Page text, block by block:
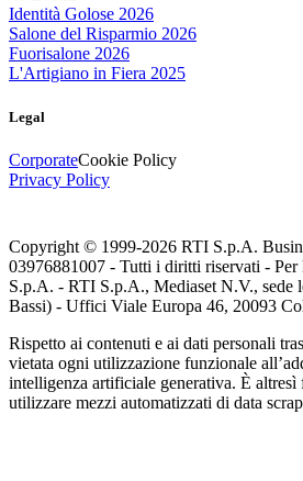
Identità Golose 2026
Salone del Risparmio 2026
Fuorisalone 2026
L'Artigiano in Fiera 2025
Legal
CorporateCookie Policy
Privacy Policy
Copyright © 1999-2026 RTI S.p.A.
03976881007 - Tutti i diritti riservati -
S.p.A. - RTI S.p.A., Mediaset N.V., sede
Bassi) - Uffici Viale Europa 46, 20093
Rispetto ai contenuti e ai dati personali
vietata ogni utilizzazione funzionale
intelligenza artificiale generativa. È altresì
utilizzare mezzi automatizzati di data